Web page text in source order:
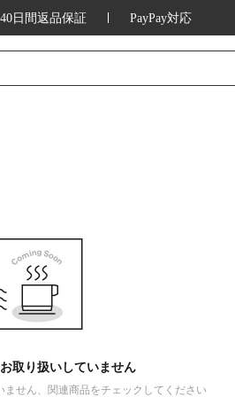
40日間返品保証 PayPay対応
取り扱いしていません
ません、関連商品をチェックしてください